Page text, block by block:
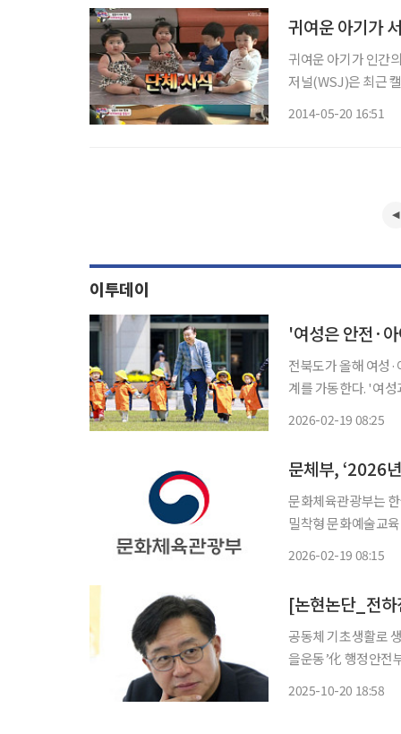
귀여운 아기가
귀여운 아기가 인간의
저널(WSJ)은 최근
2014-05-20 16:51
이투데이
'여성은 안전·
전북도가 올해 여성
계를 가동한다. '여성과 아이가 안심하고 살 수 있는 지역'을 만들기 위해 △성평등 사회 조성
2026-02-19 08:25
문체부, ‘2026
문화체육관광부는
밀착형 문화예술교육 지
2026-02-19 08:15
[논현논단_전하
공동체 기초생활로
을운동’化 행정안전부 통계에 따르면 전국 228개 기초지방자치단체 중 절반 이상이 소멸 위
2025-10-20 18:58